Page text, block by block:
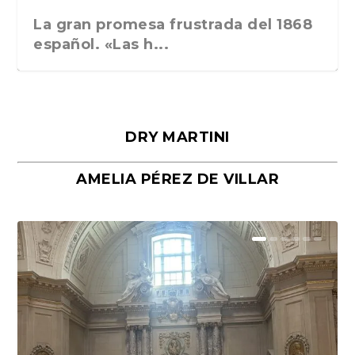
La gran promesa frustrada del 1868
español. «Las h...
Málaga, verso en azul, de Rafael
Porras y Salvador...
«La cocina hebrea. Alimentación
del pueblo judío e...
DRY MARTINI
AMELIA PÉREZ DE VILLAR